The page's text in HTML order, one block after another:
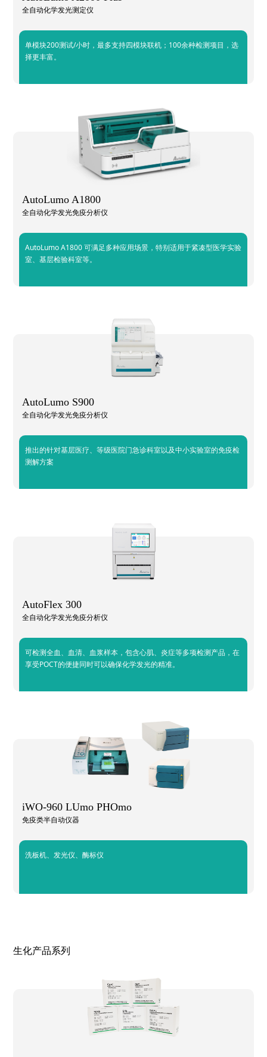
全自动化学发光测定仪
单模块200测试/小时，最多支持四模块联机；100余种检测项目，选
择更丰富。
AutoLumo A1800
全自动化学发光免疫分析仪
AutoLumo A1800 可满足多种应用场景，特别适用于紧凑型医学实验
室、基层检验科室等。
AutoLumo S900
全自动化学发光免疫分析仪
推出的针对基层医疗、等级医院门急诊科室以及中小实验室的免疫检
测解方案
AutoFlex 300
全自动化学发光免疫分析仪
可检测全血、血清、血浆样本，包含心肌、炎症等多项检测产品，在
享受POCT的便捷同时可以确保化学发光的精准。
iWO-960 LUmo PHOmo
免疫类半自动仪器
洗板机、发光仪、酶标仪
生化产品系列